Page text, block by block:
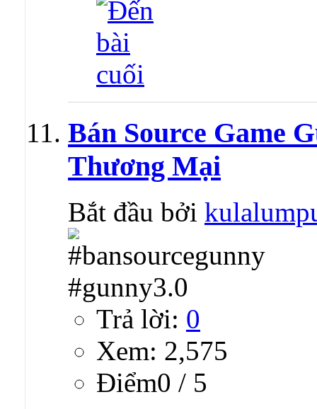
Bán Source Game
Thương Mại
Bắt đầu bởi
Trả lời: 0
Xem: 2,575
Ðiểm0 / 5